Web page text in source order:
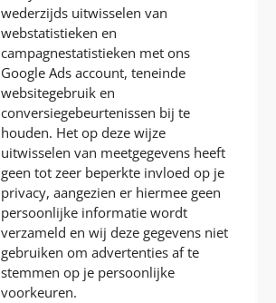
wederzijds uitwisselen van
webstatistieken en
campagnestatistieken met ons
Google Ads account, teneinde
websitegebruik en
conversiegebeurtenissen bij te
houden. Het op deze wijze
uitwisselen van meetgegevens heeft
geen tot zeer beperkte invloed op je
privacy, aangezien er hiermee geen
persoonlijke informatie wordt
verzameld en wij deze gegevens niet
gebruiken om advertenties af te
stemmen op je persoonlijke
voorkeuren.